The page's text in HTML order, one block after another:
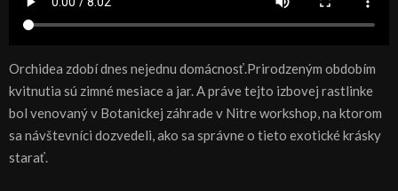
Orchidea zdobí dnes nejednu domácnosť.Prirodzeným obdobím
kvitnutia sú zimné mesiace a jar. A práve tejto izbovej rastlinke
bol venovaný v Botanickej záhrade v Nitre workshop, na ktorom
sa návštevníci dozvedeli, ako sa správne o tieto exotické krásky
starať.